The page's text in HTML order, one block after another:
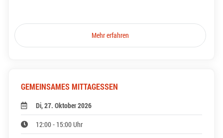
Mehr erfahren
GEMEINSAMES MITTAGESSEN
Di, 27. Oktober 2026
12:00 - 15:00 Uhr